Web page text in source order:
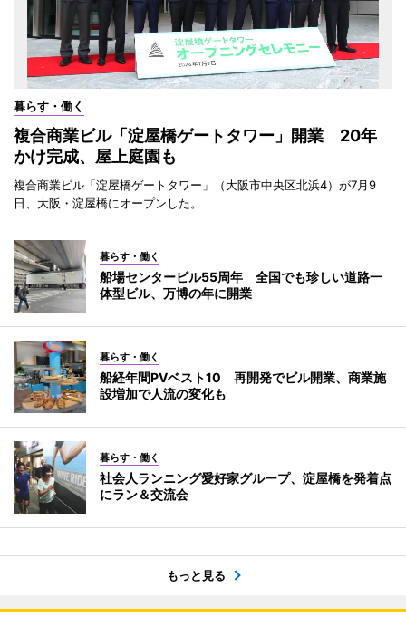
暮らす・働く
複合商業ビル「淀屋橋ゲートタワー」開業 20年
かけ完成、屋上庭園も
複合商業ビル「淀屋橋ゲートタワー」（大阪市中央区北浜4）が7月9
日、大阪・淀屋橋にオープンした。
暮らす・働く
船場センタービル55周年 全国でも珍しい道路一
体型ビル、万博の年に開業
暮らす・働く
船経年間PVベスト10 再開発でビル開業、商業施
設増加で人流の変化も
暮らす・働く
社会人ランニング愛好家グループ、淀屋橋を発着点
にラン＆交流会
もっと見る